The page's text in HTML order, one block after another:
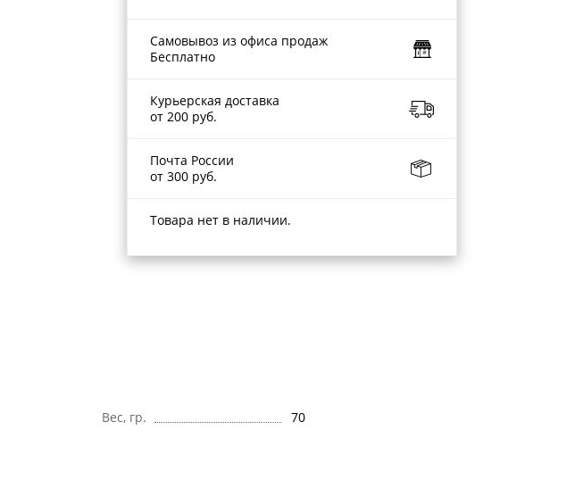
Самовывоз из офиса продаж
Бесплатно
Курьерская доставка
от 200 руб.
Почта России
от 300 руб.
Товара нет в наличии.
Вес, гр. 70